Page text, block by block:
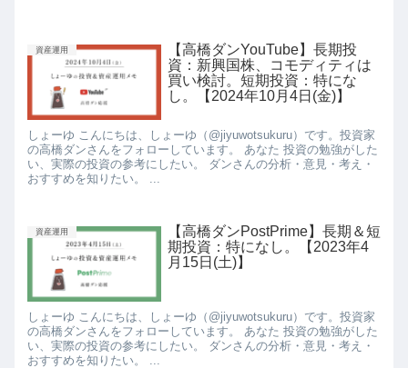
資産運用
【高橋ダンYouTube】長期投
資：新興国株、コモディティは
買い検討。短期投資：特にな
し。【2024年10月4日(金)】
しょーゆ こんにちは、しょーゆ（@jiyuwotsukuru）です。投資家
の高橋ダンさんをフォローしています。 あなた 投資の勉強がした
い、実際の投資の参考にしたい。 ダンさんの分析・意見・考え・
おすすめを知りたい。 ...
資産運用
【高橋ダンPostPrime】長期＆短
期投資：特になし。【2023年4
月15日(土)】
しょーゆ こんにちは、しょーゆ（@jiyuwotsukuru）です。投資家
の高橋ダンさんをフォローしています。 あなた 投資の勉強がした
い、実際の投資の参考にしたい。 ダンさんの分析・意見・考え・
おすすめを知りたい。 ...